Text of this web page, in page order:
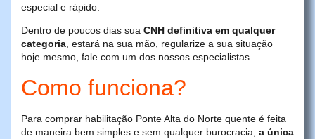
especial e rápido.
Dentro de poucos dias sua CNH definitiva em qualquer
categoria, estará na sua mão, regularize a sua situação
hoje mesmo, fale com um dos nossos especialistas.
Como funciona?
Para comprar habilitação Ponte Alta do Norte quente é feita
de maneira bem simples e sem qualquer burocracia, a única